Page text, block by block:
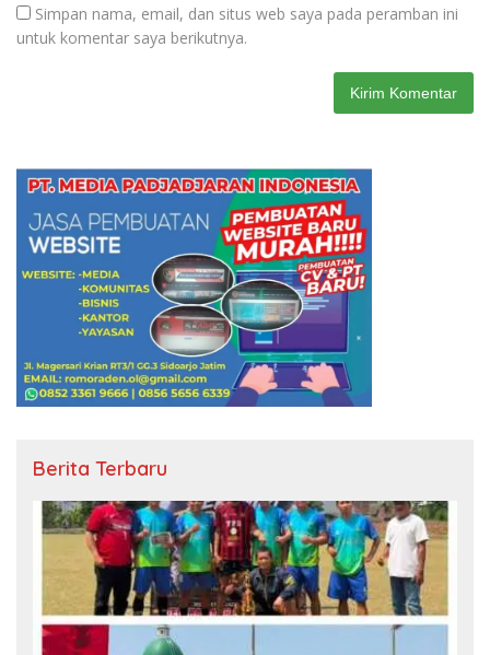
Simpan nama, email, dan situs web saya pada peramban ini
untuk komentar saya berikutnya.
Berita Terbaru